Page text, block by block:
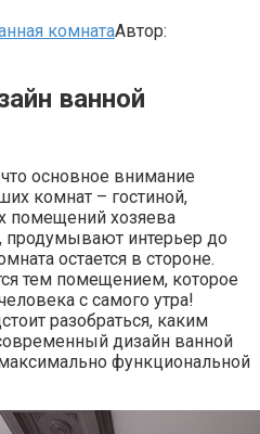
комнатаАвтор:
ванной
что основное внимание
комнат – гостиной,
помещений хозяева
интерьер до
остается в стороне.
тем помещением, которое
с самого утра!
разобраться, каким
дизайн ванной
функциональной